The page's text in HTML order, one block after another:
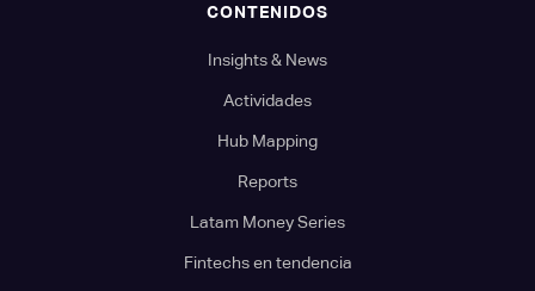
CONTENIDOS
Insights & News
Actividades
Hub Mapping
Reports
Latam Money Series
Fintechs en tendencia